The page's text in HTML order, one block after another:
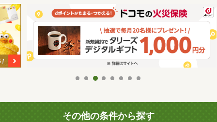
その他の条件から探す